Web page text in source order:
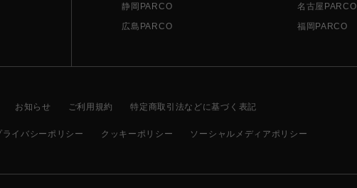
静岡PARCO
名古屋PARCO
広島PARCO
福岡PARCO
お知らせ ご利用規約 特定商取引法などに基づく表記
ライバシーポリシー クッキーポリシー ソーシャルメディアポリシー